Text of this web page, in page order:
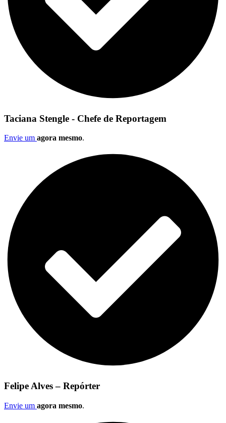
Taciana Stengle - Chefe de Reportagem
Envie um agora mesmo.
Felipe Alves – Repórter
Envie um agora mesmo.